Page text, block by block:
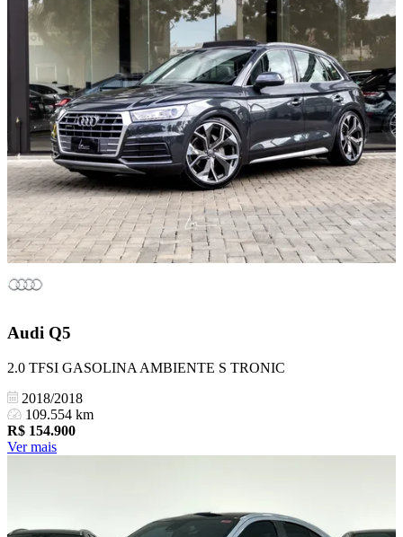
Audi Q5
2.0 TFSI GASOLINA AMBIENTE S TRONIC
2018/2018
109.554 km
R$ 154.900
Ver mais